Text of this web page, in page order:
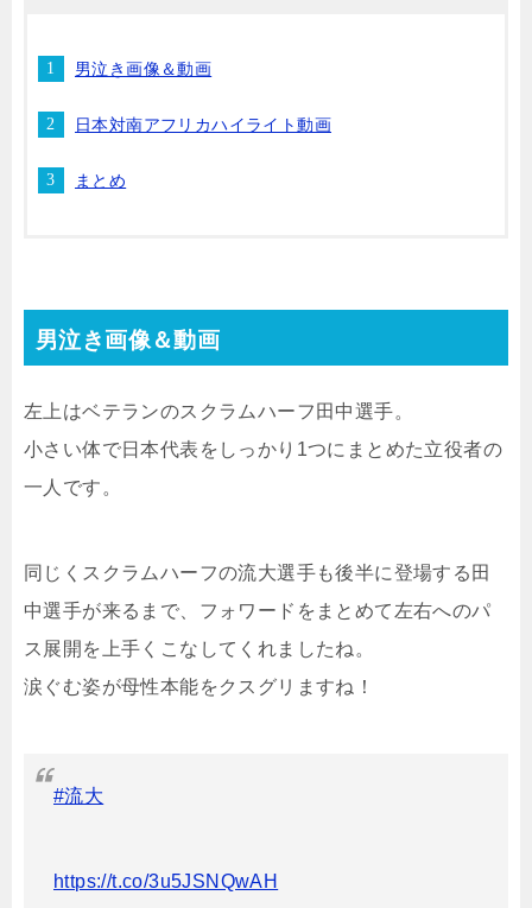
男泣き画像＆動画
日本対南アフリカハイライト動画
まとめ
男泣き画像＆動画
左上はベテランのスクラムハーフ田中選手。
小さい体で日本代表をしっかり1つにまとめた立役者の
一人です。
同じくスクラムハーフの流大選手も後半に登場する田
中選手が来るまで、フォワードをまとめて左右へのパ
ス展開を上手くこなしてくれましたね。
涙ぐむ姿が母性本能をクスグリますね！
#流大
https://t.co/3u5JSNQwAH